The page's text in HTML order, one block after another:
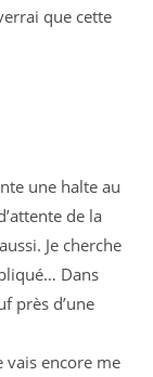
que cette
une halte au
de la
Je cherche
Dans
près d’une
vais encore me